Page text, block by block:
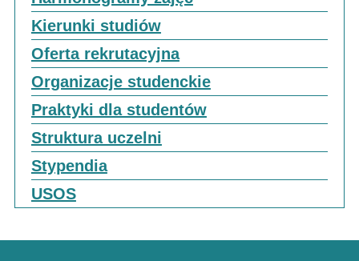
Kierunki studiów
Oferta rekrutacyjna
Organizacje studenckie
Praktyki dla studentów
Struktura uczelni
Stypendia
USOS